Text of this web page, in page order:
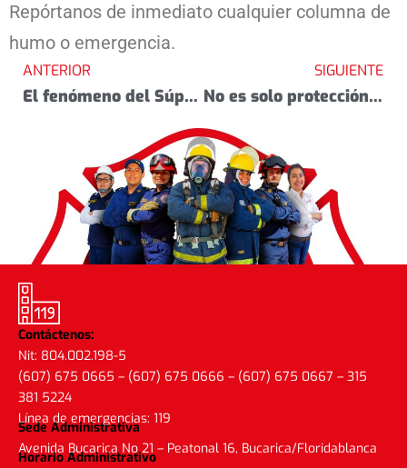
Repórtanos de inmediato cualquier columna de
humo o emergencia.
ANTERIOR
El fenómeno del Súper Niño ya se siente…
SIGUIENTE
No es solo protección en el trabajo… es volver bien a casa.
Contáctenos:
Nit: 804.002.198-5
(607) 675 0665 – (607) 675 0666 – (607) 675 0667 – 315
381 5224
Línea de emergencias: 119
Sede Administrativa
Avenida Bucarica No 21 – Peatonal 16, Bucarica/Floridablanca
Horario Administrativo